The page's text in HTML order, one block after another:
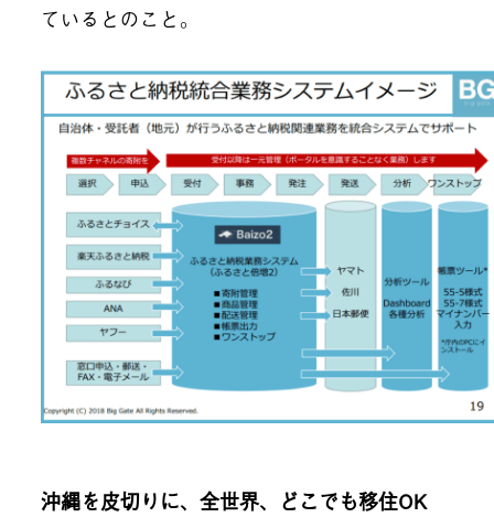
ているとのこと。
沖縄を皮切りに、全世界、どこでも移住OK